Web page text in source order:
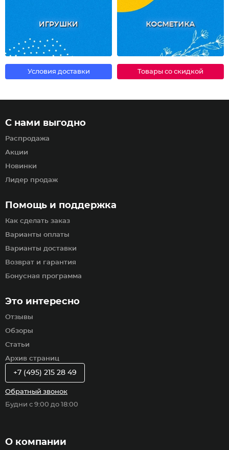
ИГРУШКИ КОСМЕТИКА
Условия доставки Товары со скидкой
Помощь и поддержка
Как сделать заказ
Варианты оплаты
Варианты доставки
Возврат и гарантия
Бонусная программа
С нами выгодно
Распродажа
Акции
Новинки
Лидер продаж
Это интересно
Отзывы
Обзоры
Статьи
Архив страниц
О компании
+7 (495) 215 28 49
Обратный звонок
Будни с 9:00 до 18:00